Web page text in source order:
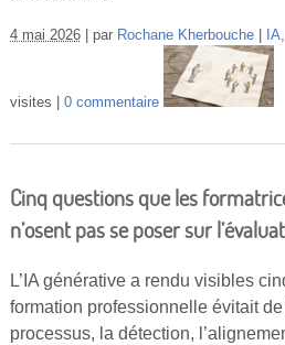
4 mai 2026 par Rochane Kherbouche
visites 0 commentaire
Cinq questions que les
n’osent pas se poser sur
L’IA générative a rendu visibles
formation professionnelle évitait
processus, la détection,